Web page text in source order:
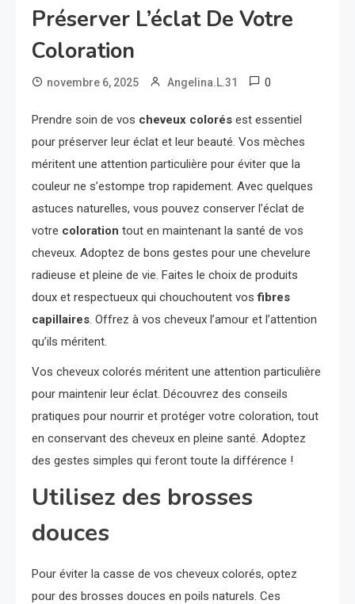
Préserver L’éclat De Votre
Coloration
novembre 6, 2025 Angelina.L.31 0
Prendre soin de vos cheveux colorés est essentiel
pour préserver leur éclat et leur beauté. Vos mèches
méritent une attention particulière pour éviter que la
couleur ne s’estompe trop rapidement. Avec quelques
astuces naturelles, vous pouvez conserver l’éclat de
votre coloration tout en maintenant la santé de vos
cheveux. Adoptez de bons gestes pour une chevelure
radieuse et pleine de vie. Faites le choix de produits
doux et respectueux qui chouchoutent vosfibres
capillaires . Offrez à vos cheveux l’amour et l’attention
qu’ils méritent.
Vos cheveux colorés méritent une attention particulière
pour maintenir leur éclat. Découvrez des conseils
pratiques pour nourrir et protéger votre coloration, tout
en conservant des cheveux en pleine santé. Adoptez
des gestes simples qui feront toute la différence !
Utilisez des brosses
douces
Pour éviter la casse de vos cheveux colorés, optez
pour des brosses douces en poils naturels. Ces